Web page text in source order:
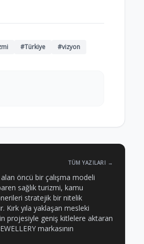
#Türkiye #vizyon
TÜM YAZILARI →
öncü bir çalışma modeli
sağlık turizmi, kamu
stratejik bir nitelik
Kırk yıla yaklaşan mesleki
projesiyle geniş kitlelere aktaran
markasının